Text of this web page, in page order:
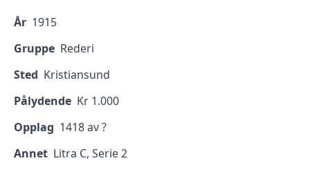
År 1915
Gruppe Rederi
Sted Kristiansund
Pålydende Kr 1.000
Opplag 1418 av ?
Annet Litra C, Serie 2